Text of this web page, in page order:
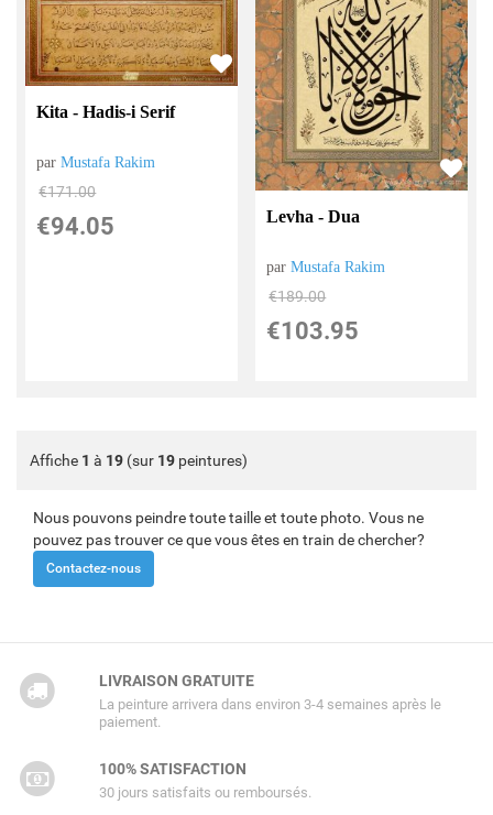
Kita - Hadis-i Serif
parMustafa Rakim
€171.00
€94.05 Levha - Dua
parMustafa Rakim
€189.00
€103.95
Affiche 1 à 19 (sur 19 peintures)
Nous pouvons peindre toute taille et toute photo. Vous ne
pouvez pas trouver ce que vous êtes en train de chercher?
Contactez-nous
LIVRAISON GRATUITE
La peinture arrivera dans environ 3-4 semaines après le
paiement.
100% SATISFACTION
30 jours satisfaits ou remboursés.